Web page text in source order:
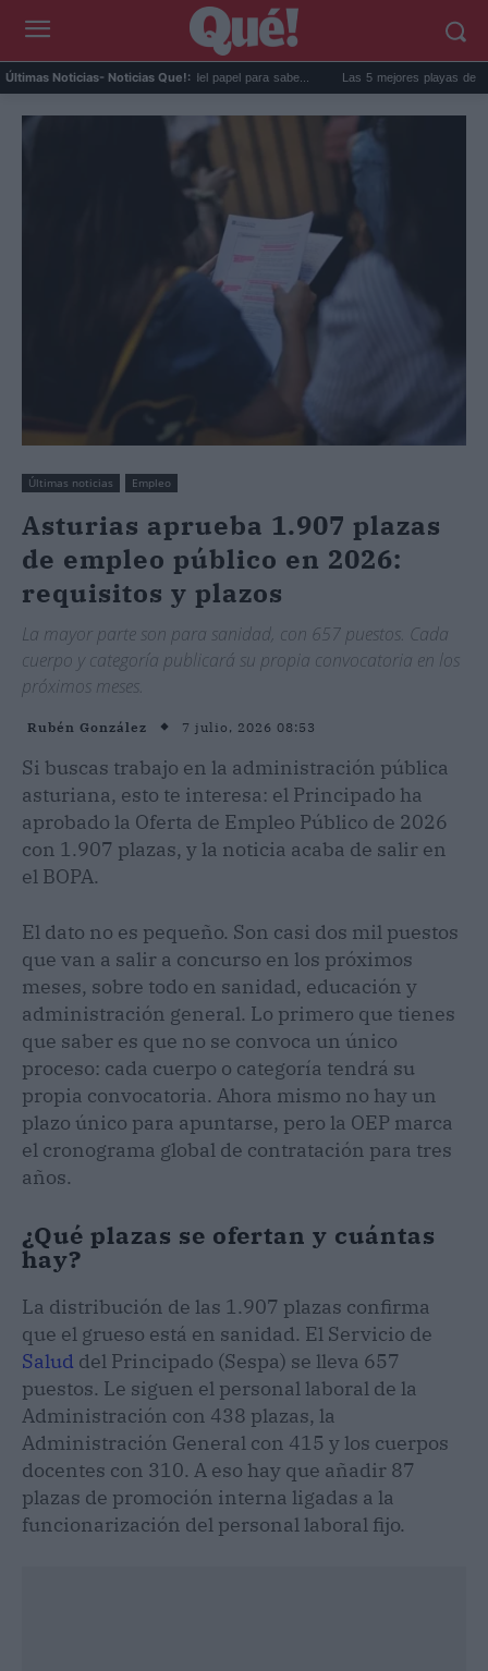
Últimas Noticias- Noticias Que!:
de la nevera: el truco del papel para sabe... Las 5 mejores playas de
Últimas noticias Empleo
Asturias aprueba 1.907 plazas
de empleo público en 2026:
requisitos y plazos
La mayor parte son para sanidad, con 657 puestos. Cada
cuerpo y categoría publicará su propia convocatoria en los
próximos meses.
Rubén González 7 julio, 2026 08:53
Si buscas trabajo en la administración pública
asturiana, esto te interesa: el Principado ha
aprobado la Oferta de Empleo Público de 2026
con 1.907 plazas, y la noticia acaba de salir en
el BOPA.
El dato no es pequeño. Son casi dos mil puestos
que van a salir a concurso en los próximos
meses, sobre todo en sanidad, educación y
administración general. Lo primero que tienes
que saber es que no se convoca un único
proceso: cada cuerpo o categoría tendrá su
propia convocatoria. Ahora mismo no hay un
plazo único para apuntarse, pero la OEP marca
el cronograma global de contratación para tres
años.
¿Qué plazas se ofertan y cuántas
hay?
La distribución de las 1.907 plazas confirma
que el grueso está en sanidad. El Servicio de
Salud del Principado (Sespa) se lleva 657
puestos. Le siguen el personal laboral de la
Administración con 438 plazas, la
Administración General con 415 y los cuerpos
docentes con 310. A eso hay que añadir 87
plazas de promoción interna ligadas a la
funcionarización del personal laboral fijo.